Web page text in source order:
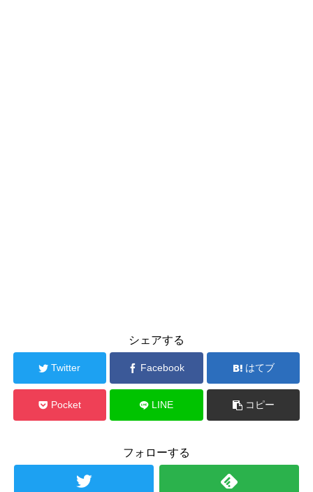
シェアする
Twitter Facebook はてブ
Pocket LINE コピー
フォローする